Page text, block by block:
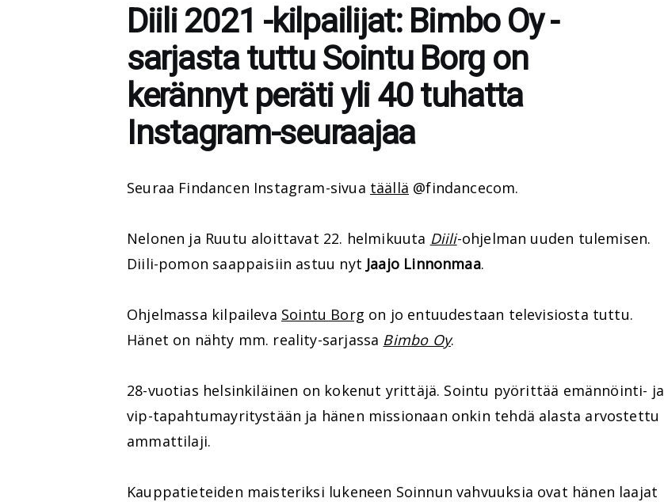
Diili 2021 -kilpailijat: Bimbo Oy -
sarjasta tuttu Sointu Borg on
kerännyt peräti yli 40 tuhatta
Instagram-seuraajaa
Seuraa Findancen Instagram-sivua täällä @findancecom.
Nelonen ja Ruutu aloittavat 22. helmikuuta Diili-ohjelman uuden tulemisen.
Diili-pomon saappaisiin astuu nyt Jaajo Linnonmaa.
Ohjelmassa kilpaileva Sointu Borg on jo entuudestaan televisiosta tuttu.
Hänet on nähty mm. reality-sarjassa Bimbo Oy.
28-vuotias helsinkiläinen on kokenut yrittäjä. Sointu pyörittää emännöinti- ja
vip-tapahtumayritystään ja hänen missionaan onkin tehdä alasta arvostettu
ammattilaji.
Kauppatieteiden maisteriksi lukeneen Soinnun vahvuuksia ovat hänen laajat